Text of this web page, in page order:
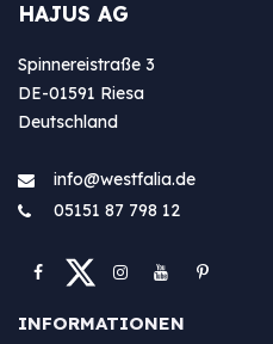
HAJUS AG
Spinnereistraße 3
DE-01591 Riesa
Deutschland
info@westfa​lia.de
05151 87 798 12
INFORMATIONEN